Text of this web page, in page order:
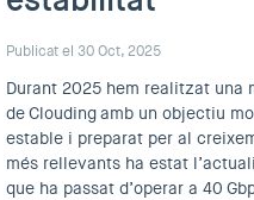
Publicat el 30 Oct, 2025
Durant 2025 hem realitzat
de Clouding amb un objectiu
estable i preparat per al
més rellevants ha estat
que ha passat d’operar a 40